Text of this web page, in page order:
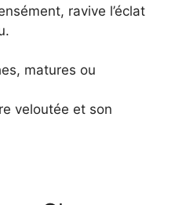
ravive l’éclat
matures ou
veloutée et son